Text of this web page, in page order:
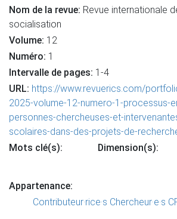
Nom de la revue: Revue internationale
socialisation
Volume: 12
Numéro: 1
Intervalle de pages: 1-4
URL: https://www.revuerics.com/
2025-volume-12-numero-1-processus-
personnes-chercheuses-et-
scolaires-dans-des-projets-de-
Mots clé(s):
Dimension(s):
Appartenance:
Contributeur·rice·s Chercheur·e·s